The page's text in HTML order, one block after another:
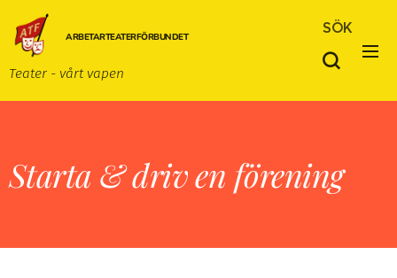
ARBETARTEATERFÖRBUNDET
Teater - vårt vapen
SÖK
Starta & driv en förening